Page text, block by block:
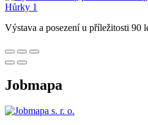
Výstava a posezení u příležitosti 90
Jobmapa